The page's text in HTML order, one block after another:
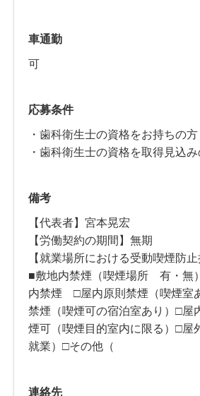
車通勤
可
応募条件
・歯科衛生士の資格をお持ちの方
・歯科衛生士の資格を取得見込
備考
【代表者】宮本晃宏
【労働契約の期間】無期
【就業場所における受動喫煙防止
■敷地内禁煙（喫煙場所 有・
内禁煙 □屋内原則禁煙（喫煙室
禁煙（喫煙可の宿泊室あり）□屋
煙可（喫煙目的室内に限る）□屋
就業）□その他（
連絡先